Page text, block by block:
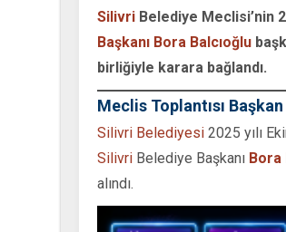
Silivri Belediye Meclisi’nin
Başkanı Bora Balcıoğlu
birliğiyle karara bağlandı.
Meclis Toplantısı
Silivri Belediyesi 2025 yılı
Silivri Belediye Başkanı Bora
alındı.